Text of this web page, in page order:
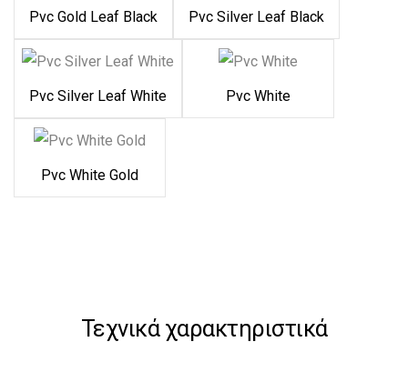
Pvc Gold Leaf Black Pvc Silver Leaf Black
Pvc Silver Leaf White Pvc White
Pvc White Gold
Τεχνικά χαρακτηριστικά